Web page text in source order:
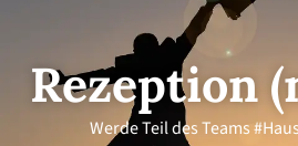
Rezeption
Werde Teil des Teams